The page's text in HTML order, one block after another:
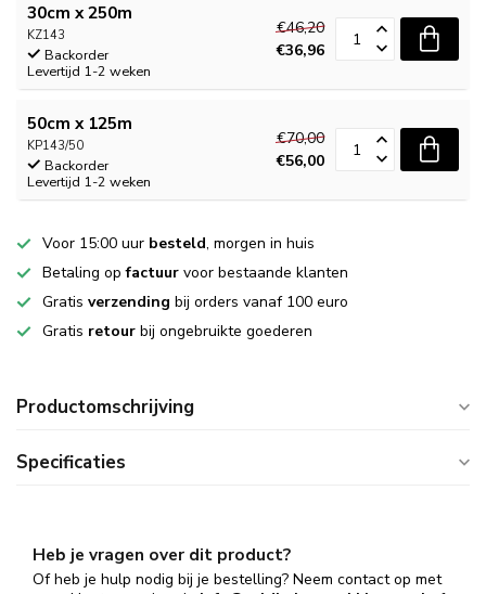
30cm x 250m
KZ143
Backorder
Levertijd 1-2 weken
€46,20
€36,96
50cm x 125m
KP143/50
Backorder
Levertijd 1-2 weken
€70,00
€56,00
Voor 15:00 uur besteld, morgen in huis
Betaling opfactuur voor bestaande klanten
Gratis verzending bij orders vanaf 100 euro
Gratis retour bij ongebruikte goederen
Productomschrijving
Specificaties
Heb je vragen over dit product?
Of heb je hulp nodig bij je bestelling? Neem contact op met